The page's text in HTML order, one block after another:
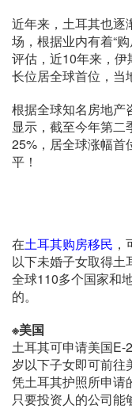
近年来，土耳其也逐
场，根据业内有着“
评估，近10年来，
长位居全球首位，当
根据全球知名房地产
显示，截至今年第
25%，居全球涨幅首
平！
在土耳其购房移民
以下未婚子女取得土
全球110多个国家和
的。
※美国
土耳其可申请美国E-
岁以下子女即可前往
凭土耳其护照所申请
只要投资人的公司能